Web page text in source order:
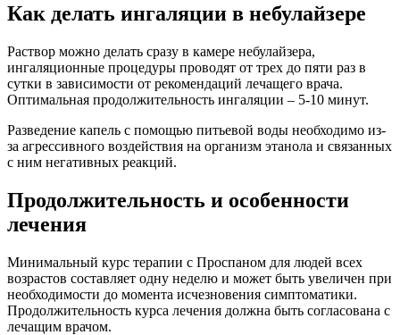
Как делать ингаляции в небулайзере
Раствор можно делать сразу в камере небулайзера,
ингаляционные процедуры проводят от трех до пяти раз в
сутки в зависимости от рекомендаций лечащего врача.
Оптимальная продолжительность ингаляции – 5-10 минут.
Разведение капель с помощью питьевой воды необходимо из-
за агрессивного воздействия на организм этанола и связанных
с ним негативных реакций.
Продолжительность и особенности
лечения
Минимальный курс терапии с Проспаном для людей всех
возрастов составляет одну неделю и может быть увеличен при
необходимости до момента исчезновения симптоматики.
Продолжительность курса лечения должна быть согласована с
лечащим врачом.